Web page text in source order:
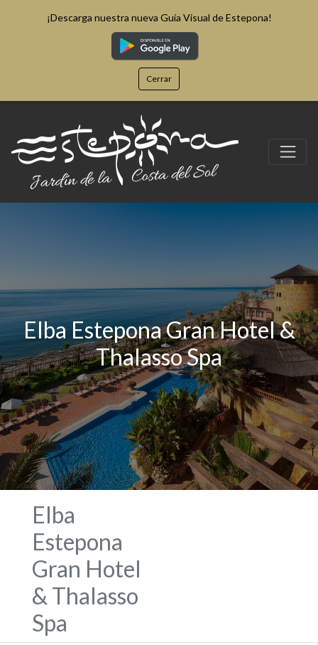
¡Descarga nuestra nueva Guía Visual de Estepona!
Cerrar
Elba Estepona Gran Hotel &
Thalasso Spa
Elba
Estepona
Gran Hotel
& Thalasso
Spa